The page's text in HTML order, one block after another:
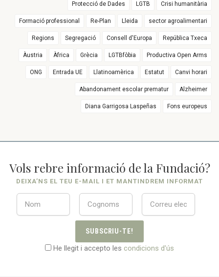
Protecció de Dades LGTB Crisi humanitària
Formació professional Re-Plan Lleida sector agroalimentari
Regions Segregació Consell d'Europa República Txeca
Àustria Àfrica Grècia LGTBfòbia Productiva Open Arms
ONG Entrada UE Llatinoamèrica Estatut Canvi horari
Abandonament escolar prematur Alzheimer
Diana Garrigosa Laspeñas Fons europeus
Vols rebre informació de la Fundació?
DEIXA’NS EL TEU E-MAIL I ET MANTINDREM INFORMAT
SUBSCRIU-TE!
He llegit i accepto les condicions d'ús